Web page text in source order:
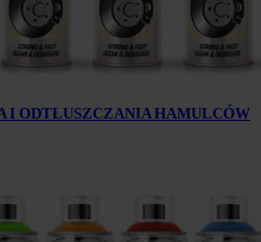
I ODTŁUSZCZANIA HAMULCÓW